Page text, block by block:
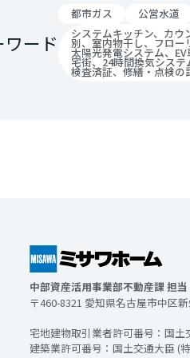
ード
都市ガス
公営水道
システムキッチン、カ
別、室内物干し、フロー
太陽光発電システム、
宅街、24時間換気シス
検査済証、修繕・点検
中部資産活用事業部不動産課 担
〒460-8321 愛知県名古屋市中区
宅地建物取引業者許可番号：国土
建築業許可番号：国土交通大臣 (